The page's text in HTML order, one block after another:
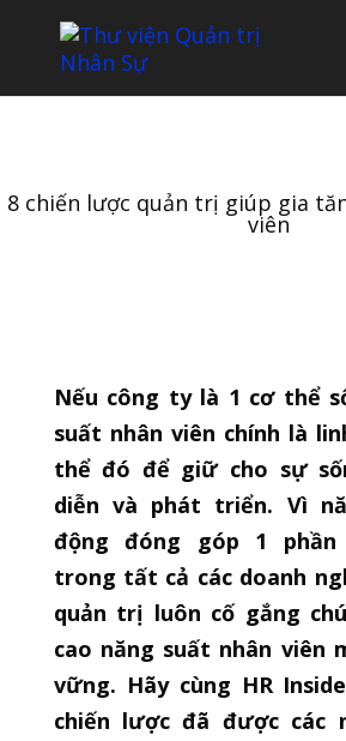
8 chiến lược quản trị giúp gia
viên
Nếu công ty là 1 cơ thể
suất nhân viên chính là
thể đó để giữ cho sự
diễn và phát triển. Vì
động đóng góp 1 phần
trong tất cả các doanh
quản trị luôn cố gắng
cao năng suất nhân viên
vững. Hãy cùng HR
chiến lược đã được các